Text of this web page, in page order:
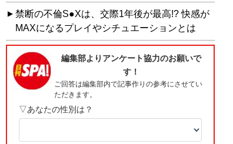
禁断の不倫S●Xは、交際1年後が最高!? 快感が
MAXになるプレイやシチュエーションとは